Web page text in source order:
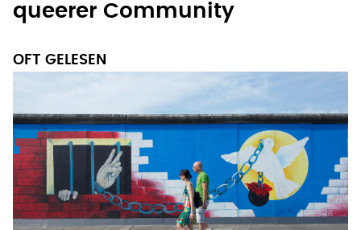
queerer Community
OFT GELESEN